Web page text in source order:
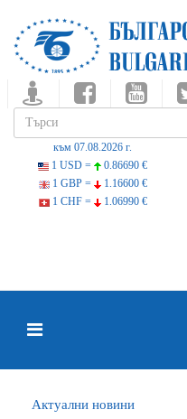
към 07.08.2026 г.
1 USD =
0.86690 €
1 GBP =
1.16600 €
1 CHF =
1.06990 €
Актуални новини